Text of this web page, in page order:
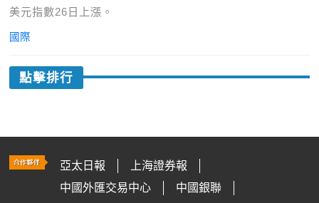
美元指數26日上漲。
國際
點擊排行
亞太日報
上海證券報
中國外匯交易中心
中國銀聯